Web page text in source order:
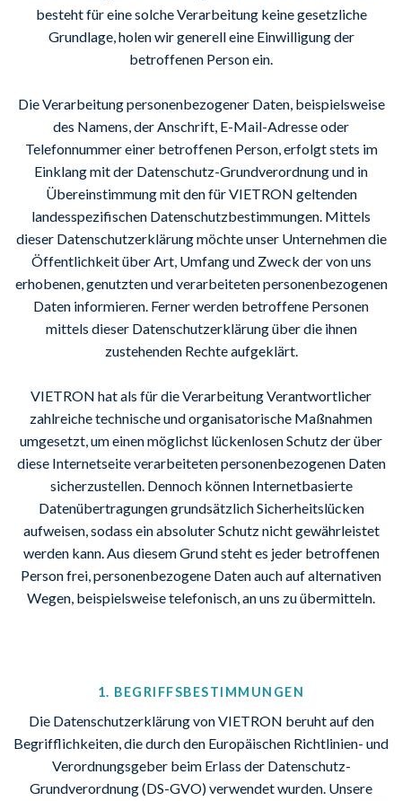
besteht für eine solche Verarbeitung keine gesetzliche
Grundlage, holen wir generell eine Einwilligung der
betroffenen Person ein.
Die Verarbeitung personenbezogener Daten, beispielsweise
des Namens, der Anschrift, E-Mail-Adresse oder
Telefonnummer einer betroffenen Person, erfolgt stets im
Einklang mit der Datenschutz-Grundverordnung und in
Übereinstimmung mit den für VIETRON geltenden
landesspezifischen Datenschutzbestimmungen. Mittels
dieser Datenschutzerklärung möchte unser Unternehmen die
Öffentlichkeit über Art, Umfang und Zweck der von uns
erhobenen, genutzten und verarbeiteten personenbezogenen
Daten informieren. Ferner werden betroffene Personen
mittels dieser Datenschutzerklärung über die ihnen
zustehenden Rechte aufgeklärt.
VIETRON hat als für die Verarbeitung Verantwortlicher
zahlreiche technische und organisatorische Maßnahmen
umgesetzt, um einen möglichst lückenlosen Schutz der über
diese Internetseite verarbeiteten personenbezogenen Daten
sicherzustellen. Dennoch können Internetbasierte
Datenübertragungen grundsätzlich Sicherheitslücken
aufweisen, sodass ein absoluter Schutz nicht gewährleistet
werden kann. Aus diesem Grund steht es jeder betroffenen
Person frei, personenbezogene Daten auch auf alternativen
Wegen, beispielsweise telefonisch, an uns zu übermitteln.
1. BEGRIFFSBESTIMMUNGEN
Die Datenschutzerklärung von VIETRON beruht auf den
Begrifflichkeiten, die durch den Europäischen Richtlinien- und
Verordnungsgeber beim Erlass der Datenschutz-
Grundverordnung (DS-GVO) verwendet wurden. Unsere